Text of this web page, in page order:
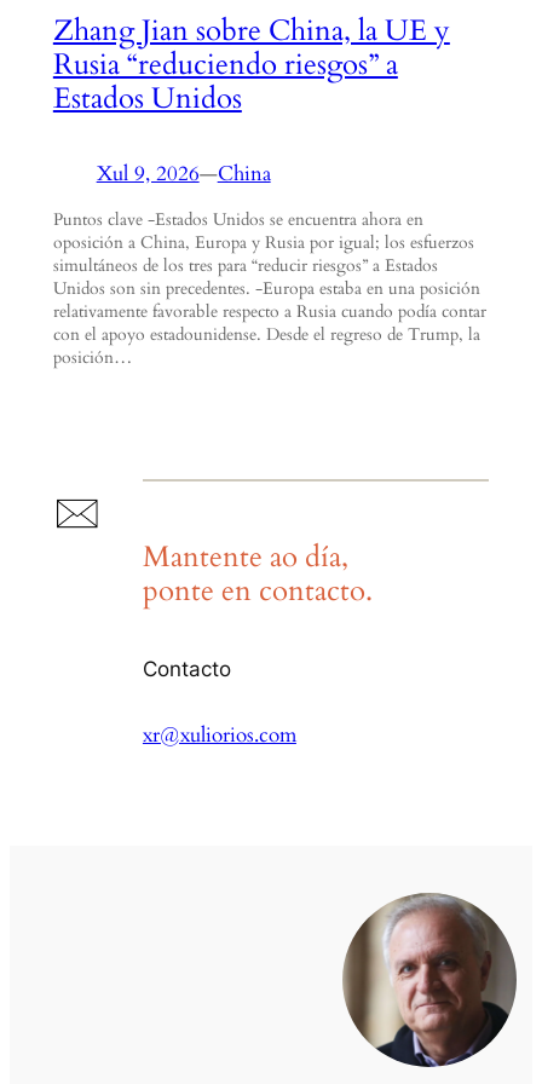
Zhang Jian sobre China, la UE y
Rusia “reduciendo riesgos” a
Estados Unidos
Xul 9, 2026—China
Puntos clave -Estados Unidos se encuentra ahora en
oposición a China, Europa y Rusia por igual; los esfuerzos
simultáneos de los tres para “reducir riesgos” a Estados
Unidos son sin precedentes. -Europa estaba en una posición
relativamente favorable respecto a Rusia cuando podía contar
con el apoyo estadounidense. Desde el regreso de Trump, la
posición…
Mantente ao día,
ponte en contacto.
Contacto
xr@xuliorios.com